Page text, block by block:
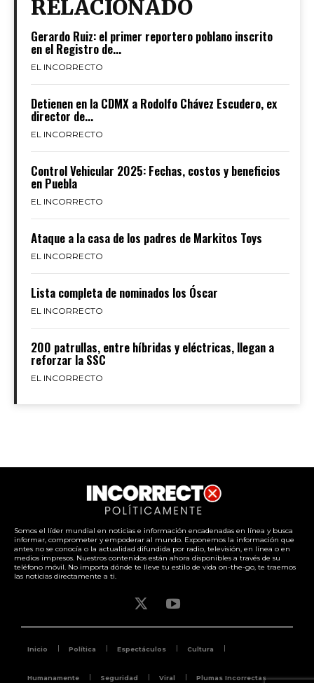
RELACIONADO
Gerardo Ruiz: el primer reportero poblano inscrito
en el Registro de...
EL INCORRECTO
Detienen en la CDMX a Rodolfo Chávez Escudero, ex
director de...
EL INCORRECTO
Control Vehicular 2025: Fechas, costos y beneficios
en Puebla
EL INCORRECTO
Ataque a la casa de los padres de Markitos Toys
EL INCORRECTO
Lista completa de nominados los Óscar
EL INCORRECTO
200 patrullas, entre híbridas y eléctricas, llegan a
reforzar la SSC
EL INCORRECTO
Somos el líder mundial en noticias e información encadenadas en línea y busca
informar, comprometer y empoderar al mundo. Exponemos la información que
antes no se conocía o la actualidad difundida por radio, televisión, en línea o en
medios impresos. Nuestros contenidos están ahora disponibles a través de su
teléfono móvil. No importa dónde te lleve tu estilo de vida on-the-go, te traemos
las noticias directamente a ti.
Inicio Política Espectáculos Cultura
Humanamente Seguridad Viral Plumas Incorrectas